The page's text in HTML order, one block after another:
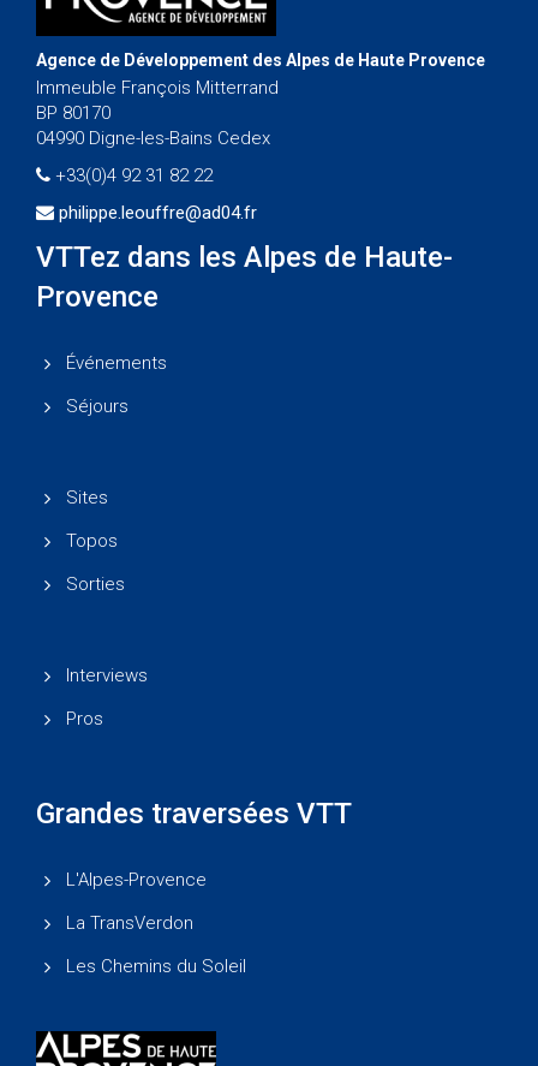
Agence de Développement des Alpes de Haute Provence
Immeuble François Mitterrand
BP 80170
04990 Digne-les-Bains Cedex
+33(0)4 92 31 82 22
philippe.leouffre@ad04.fr
VTTez dans les Alpes de Haute-
Provence
Événements
Séjours
Sites
Topos
Sorties
Interviews
Pros
Grandes traversées VTT
L'Alpes-Provence
La TransVerdon
Les Chemins du Soleil